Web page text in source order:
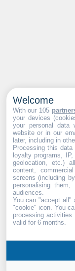
Welcome
With our 105
your devices
your personal data
website or in our
later, including in
Processing this data
loyalty programs,
geolocation, etc.)
content,
screens (including
personalising
audiences.
You can "accept all"
"cookie" icon . You
processing
valid for 6 months.